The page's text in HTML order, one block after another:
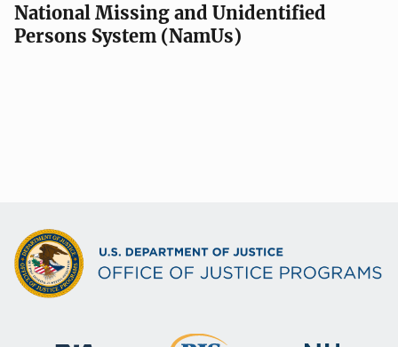
National Missing and Unidentified
Persons System (NamUs)